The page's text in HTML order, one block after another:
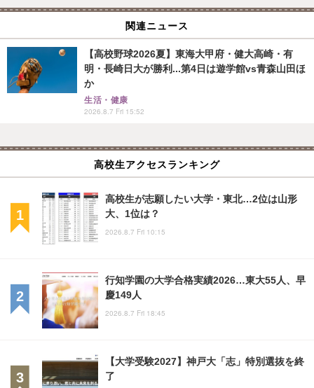
関連ニュース
【高校野球2026夏】東海大甲府・健大高崎・有
明・長崎日大が勝利...第4日は遊学館vs青森山田ほ
か
生活・健康
2026.8.7 Fri 15:52
高校生アクセスランキング
高校生が志願したい大学・東北…2位は山形
大、1位は？
2026.8.7 Fri 10:15
行知学園の大学合格実績2026…東大55人、早
慶149人
2026.8.7 Fri 18:45
【大学受験2027】神戸大「志」特別選抜を終
了